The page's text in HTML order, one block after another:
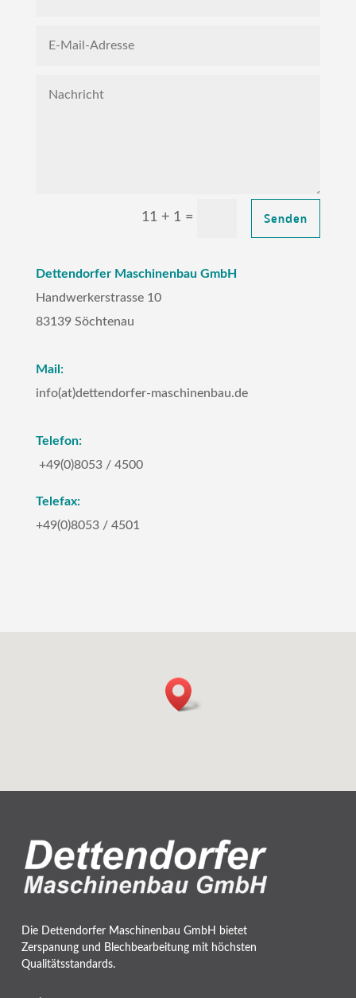
11 + 1 = Senden
Dettendorfer Maschinenbau GmbH
Handwerkerstrasse 10
83139 Söchtenau
Mail:
info(at)dettendorfer-maschinenbau.de
Telefon:
+49(0)8053 / 4500
Telefax:
+49(0)8053 / 4501
Die Dettendorfer Maschinenbau GmbH bietet
Zerspanung und Blechbearbeitung mit höchsten
Qualitätsstandards.